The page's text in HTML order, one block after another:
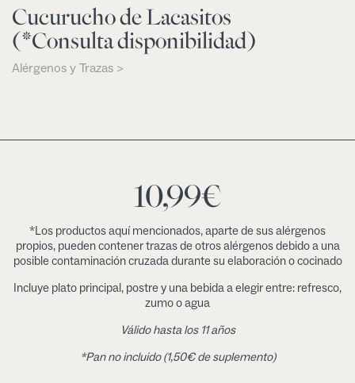
Cucurucho de Lacasitos
(*Consulta disponibilidad)
Alérgenos y Trazas >
10,99€
*Los productos aquí mencionados, aparte de sus alérgenos
propios, pueden contener trazas de otros alérgenos debido a una
posible contaminación cruzada durante su elaboración o cocinado
Incluye plato principal, postre y una bebida a elegir entre: refresco,
zumo o agua
Válido hasta los 11 años
*Pan no incluido (1,50€ de suplemento)